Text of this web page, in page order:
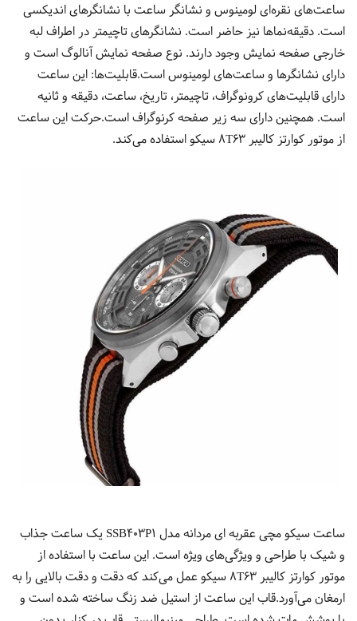
ساعت‌های نقره‌ای لومینوس و نشانگر ساعت با نشانگرهای اندیکسی
است. دقیقه‌نماها نیز حاضر است. نشانگرهای تاچیمتر در اطراف لبه
خارجی صفحه نمایش وجود دارند. نوع صفحه نمایش آنالوگ است و
دارای نشانگرها و ساعت‌های لومینوس است.قابلیت‌ها: این ساعت
دارای قابلیت‌های کرونوگراف، تاچیمتر، تاریخ، ساعت، دقیقه و ثانیه
است. همچنین دارای سه زیر صفحه کرنوگراف است.حرکت این ساعت
از موتور کوارتز کالیبر ۸T۶۳ سیکو استفاده می‌کند.
ساعت سیکو مچی عقربه ای مردانه مدل SSB403P1 یک ساعت جذاب
و شیک با طراحی و ویژگی‌های ویژه است. این ساعت با استفاده از
موتور کوارتز کالیبر 8T63 سیکو عمل می‌کند که دقت و دقت بالایی را به
ارمغان می‌آورد.قاب این ساعت از استیل ضد زنگ ساخته شده است و